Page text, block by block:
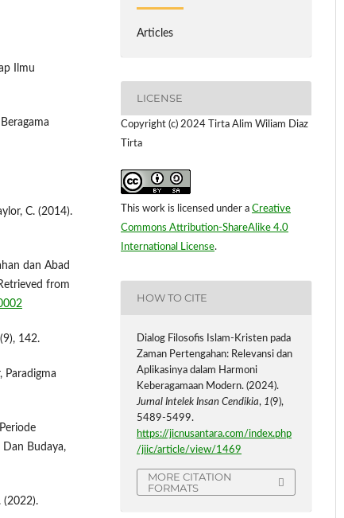
Ilmu
C. (2014).
dan Abad
from
142.
Paradigma
Dan Budaya,
(2022).
Articles
LICENSE
Copyright (c) 2024 Tirta Alim Wiliam Diaz
Tirta
This work is licensed under a Creative
Commons Attribution-ShareAlike 4.0
International License.
HOW TO CITE
Dialog Filosofis Islam-Kristen pada
Zaman Pertengahan: Relevansi dan
Aplikasinya dalam Harmoni
Keberagamaan Modern. (2024).
Jurnal Intelek Insan Cendikia, 1(9),
5489-5499.
https://jicnusantara.com/index.php
/jiic/article/view/1469
MORE CITATION
FORMATS